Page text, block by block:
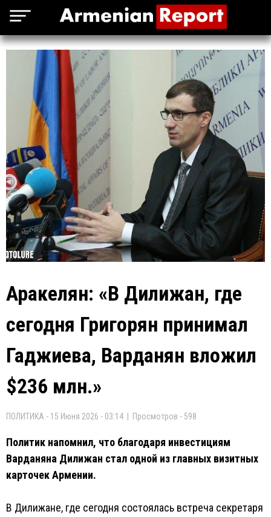
Аракелян: «В Дилижан, где
сегодня Григорян принимал
Гаджиева, Варданян вложил
$236 млн.»
ПОЛИТИКА - 15 Июня 2026 - 03:14 | Просмотров - 598
Политик напомнил, что благодаря инвестициям
Варданяна Дилижан стал одной из главных визитных
карточек Армении.
В Дилижане, где сегодня состоялась встреча секретаря